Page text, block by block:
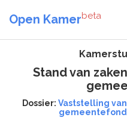
Open Kamerbeta
Stand van
Dossier: Vaststelling